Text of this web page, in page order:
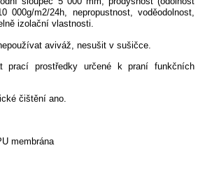
000g/m2/24h, nepropustnost, voděodolnost,
izolační vlastnosti.
aviváž, nesušit v sušičce.
prací prostředky určené k praní funkčních
čištění ano.
membrána